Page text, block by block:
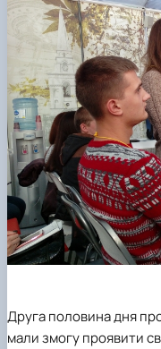
Друга половина дня
мали змогу проявити